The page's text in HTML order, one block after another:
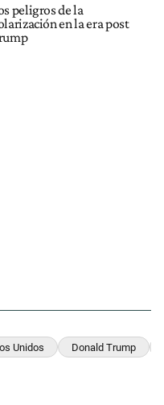
peligros de la
en la era post
Unidos Donald Trump